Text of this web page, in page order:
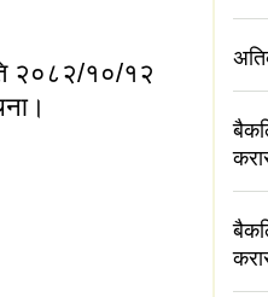
२०८२/१०/१२